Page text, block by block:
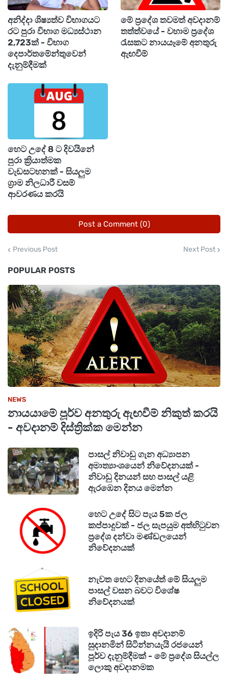
මේ අනුව, කැරට් 24 රන් ග්‍රෑම් එකක මිල රුපියල්
48,000 ක් වන අතර කැරට් 22 රන් ග්‍රෑම් එකක මිල
රුපියල් 44,163 කි.
අනිද්දා ශිෂ්‍යත්ව විභාගයට
රට පුරා විභාග මධ්‍යස්ථාන
2,723ක් - විභාග
දෙපාර්තමේන්තුවෙන්
දැනුම්දීමක්
මේ ප්‍රදේශ තවමත් අවදානම්
තත්ත්වයේ - වහාම ප්‍රදේශ
රැසකට නායයෑමේ අනතුරු
ඇඟවීම්
හෙට උදේ 8 ට දිවයිනේ
පුරා ක්‍රියාත්මක
වැඩසටහනක් - සියලුම
ග්‍රාම නිලධාරී වසම්
ආවරණය කරයි
Post a Comment (0)
Previous Post Next Post
POPULAR POSTS
NEWS
නායයාමේ පූර්ව අනතුරු ඇඟවීම් නිකුත් කරයි
- අවදානම් දිස්ත්‍රික්ක මෙන්න
පාසල් නිවාඩු ගැන අධ්‍යාපන
අමාත්‍යාංශයෙන් නිවේදනයක් -
නිවාඩු දිනයන් සහ පාසල් යළි
ඇරඹෙන දිනය මෙන්න
හෙට උදේ සිට පැය 5ක ජල
කප්පාදුවක් - ජල සැපයුම අත්හිටුවන
ප්‍රදේශ දන්වා මණ්ඩලයෙන්
නිවේදනයක්
නැවත හෙට දිනයේත් මේ සියලුම
පාසල් වසන බවට විශේෂ
නිවේදනයක්
ඉදිරි පැය 36 ඉතා අවදානම්
සුදානමින් සිටින්නයැයි රජයෙන්
පූර්ව දැනුම්දීමක් - මේ ප්‍රදේශ සියල්ල
ලොකු අවදානමක